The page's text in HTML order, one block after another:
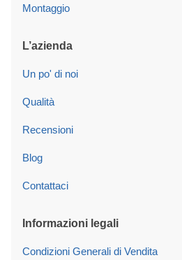
Montaggio
L’azienda
Un po' di noi
Qualità
Recensioni
Blog
Contattaci
Informazioni legali
Condizioni Generali di Vendita